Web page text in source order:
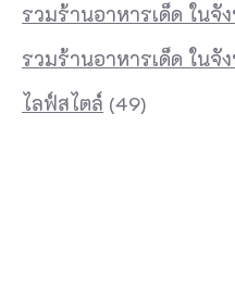
รวมร้านอาหารเด็ด ในจั
รวมร้านอาหารเด็ด ในจั
ไลฟ์สไตล์ (49)